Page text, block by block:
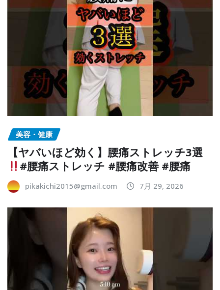
美容・健康
【ヤバいほど効く】腰痛ストレッチ3選
#腰痛ストレッチ #腰痛改善 #腰痛
pikakichi2015@gmail.com 7月 29, 2026